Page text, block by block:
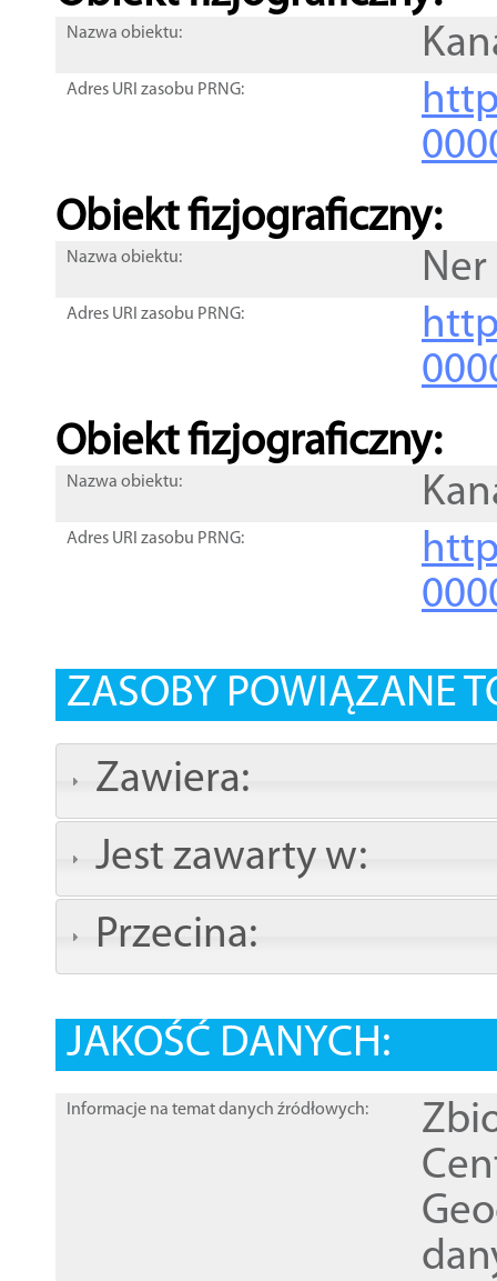
Nazwa obiektu:
Adres URI zasobu PRNG:
Obiekt fizjograficzny:
Nazwa obiektu: Ner
Adres URI zasobu PRNG:
Obiekt fizjograficzny:
Nazwa obiektu:
Adres URI zasobu PRNG:
ZASOBY POWIĄZANE
Zawiera:
Jest zawarty w:
Przecina:
JAKOŚĆ DANYCH:
Informacje na temat danych źródłowych: